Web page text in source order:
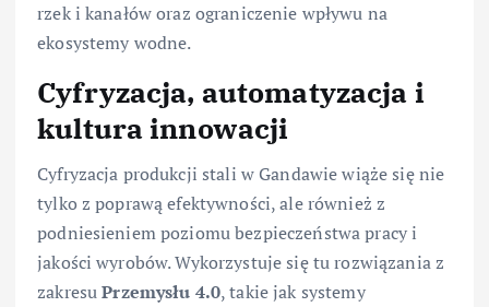
rzek i kanałów oraz ograniczenie wpływu na
ekosystemy wodne.
Cyfryzacja, automatyzacja i
kultura innowacji
Cyfryzacja produkcji stali w Gandawie wiąże się nie
tylko z poprawą efektywności, ale również z
podniesieniem poziomu bezpieczeństwa pracy i
jakości wyrobów. Wykorzystuje się tu rozwiązania z
zakresuPrzemysłu 4.0, takie jak systemy